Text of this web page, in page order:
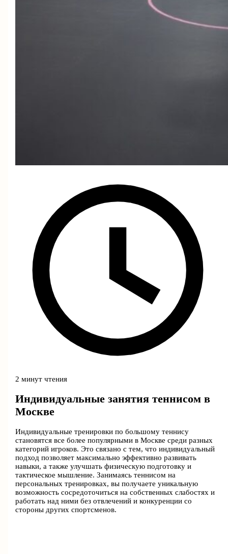
2 минут чтения
Индивидуальные занятия теннисом в
Москве
Индивидуальные тренировки по большому теннису
становятся все более популярными в Москве среди разных
категорий игроков. Это связано с тем, что индивидуальный
подход позволяет максимально эффективно развивать
навыки, а также улучшать физическую подготовку и
тактическое мышление. Занимаясь теннисом на
персональных тренировках, вы получаете уникальную
возможность сосредоточиться на собственных слабостях и
работать над ними без отвлечений и конкуренции со
стороны других спортсменов.